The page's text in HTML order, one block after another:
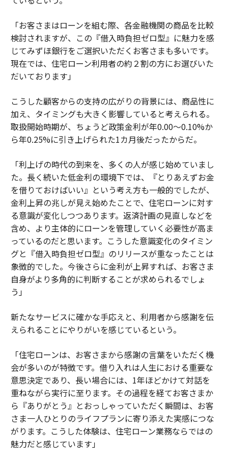
「お客さまはローンを組む際、各金融機関の商品を比較
検討されますが、この『借入時負担ゼロ型』に魅力を感
じてみずほ銀行をご選択いただくお客さまも多いです。
現在では、住宅ローン利用者の約２割の方にお選びいた
だいております」
こうした顧客からの支持の広がりの背景には、商品性に
加え、タイミングも大きく影響していると考えられる。
取扱開始時期が、ちょうど政策金利が年0.00〜0.10%か
ら年0.25%に引き上げられた1カ月後だったからだ。
「利上げの時代の到来を、多くの人が感じ始めていまし
た。長く続いた低金利の環境下では、『とりあえずお金
を借りておけばいい』という考え方も一般的でしたが、
金利上昇の兆しが見え始めたことで、住宅ローンに対す
る意識が変化しつつあります。返済計画の見直しなどを
含め、より主体的にローンを管理していく必要性が高ま
っているのだと思います。こうした意識変化のタイミン
グと『借入時負担ゼロ型』のリリースが重なったことは
象徴的でした。今後さらに金利が上昇すれば、お客さま
自身がより多角的に判断することが求められるでしょ
う」
新たなサービスに確かな手応えと、利用者から感謝を伝
えられることにやりがいを感じているという。
「住宅ローンは、お客さまから感謝の言葉をいただく機
会が多いのが特徴です。借り入れは人生における重要な
意思決定であり、長い場合には、1年ほどかけて対話を
重ねながら実行に至ります。その過程を経てお客さまか
ら『ありがとう』とおっしゃっていただく瞬間は、お客
さま一人ひとりのライフプランに寄り添えた実感につな
がります。こうした体験は、住宅ローン業務ならではの
魅力だと感じています」